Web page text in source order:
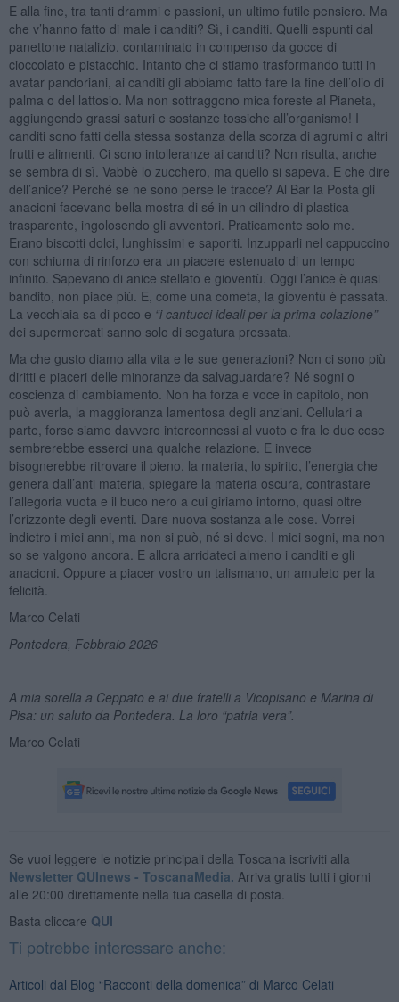
E alla fine, tra tanti drammi e passioni, un ultimo futile pensiero. Ma
che v’hanno fatto di male i canditi? Sì, i canditi. Quelli espunti dal
panettone natalizio, contaminato in compenso da gocce di
cioccolato e pistacchio. Intanto che ci stiamo trasformando tutti in
avatar pandoriani, ai canditi gli abbiamo fatto fare la fine dell’olio di
palma o del lattosio. Ma non sottraggono mica foreste al Pianeta,
aggiungendo grassi saturi e sostanze tossiche all’organismo! I
canditi sono fatti della stessa sostanza della scorza di agrumi o altri
frutti e alimenti. Ci sono intolleranze ai canditi? Non risulta, anche
se sembra di sì. Vabbè lo zucchero, ma quello si sapeva. E che dire
dell’anice? Perché se ne sono perse le tracce? Al Bar la Posta gli
anacioni facevano bella mostra di sé in un cilindro di plastica
trasparente, ingolosendo gli avventori. Praticamente solo me.
Erano biscotti dolci, lunghissimi e saporiti. Inzupparli nel cappuccino
con schiuma di rinforzo era un piacere estenuato di un tempo
infinito. Sapevano di anice stellato e gioventù. Oggi l’anice è quasi
bandito, non piace più. E, come una cometa, la gioventù è passata.
La vecchiaia sa di poco e “i cantucci ideali per la prima colazione”
dei supermercati sanno solo di segatura pressata.
Ma che gusto diamo alla vita e le sue generazioni? Non ci sono più
diritti e piaceri delle minoranze da salvaguardare? Né sogni o
coscienza di cambiamento. Non ha forza e voce in capitolo, non
può averla, la maggioranza lamentosa degli anziani. Cellulari a
parte, forse siamo davvero interconnessi al vuoto e fra le due cose
sembrerebbe esserci una qualche relazione. E invece
bisognerebbe ritrovare il pieno, la materia, lo spirito, l’energia che
genera dall’anti materia, spiegare la materia oscura, contrastare
l’allegoria vuota e il buco nero a cui giriamo intorno, quasi oltre
l’orizzonte degli eventi. Dare nuova sostanza alle cose. Vorrei
indietro i miei anni, ma non si può, né si deve. I miei sogni, ma non
so se valgono ancora. E allora arridateci almeno i canditi e gli
anacioni. Oppure a piacer vostro un talismano, un amuleto per la
felicità.
Marco Celati
Pontedera, Febbraio 2026
A mia sorella a Ceppato e ai due fratelli a Vicopisano e Marina di
Pisa: un saluto da Pontedera. La loro “patria vera”.
Marco Celati
Se vuoi leggere le notizie principali della Toscana iscriviti alla
Newsletter QUInews - ToscanaMedia. Arriva gratis tutti i giorni
alle 20:00 direttamente nella tua casella di posta.
Basta cliccare QUI
Ti potrebbe interessare anche:
Articoli dal Blog “Racconti della domenica” di Marco Celati